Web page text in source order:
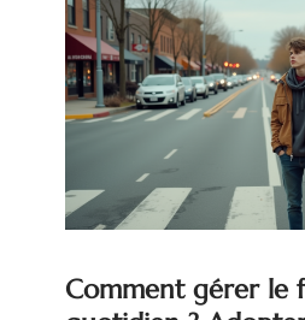
Comment gérer le